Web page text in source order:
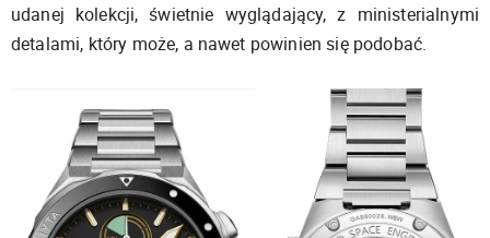
udanej kolekcji, świetnie wyglądający, z ministerialnymi
detalami, który może, a nawet powinien się podobać.